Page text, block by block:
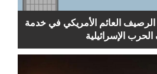
العائم الأمريكي في خدمة
الحرب الإسرائيلية